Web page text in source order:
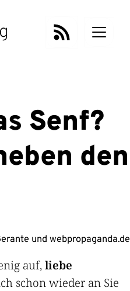
Senf?
den
und webpropaganda.de
auf,liebe
schon wieder an Sie